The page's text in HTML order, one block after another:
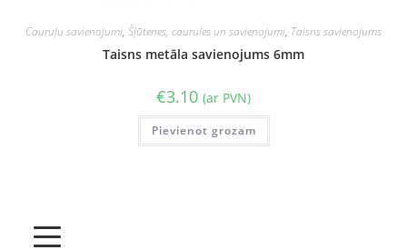
Cauruļu savienojumi, Šļūtenes, caurules un savienojumi, Taisns savienojums
Taisns metāla savienojums 6mm
€3.10 (ar PVN)
Pievienot grozam